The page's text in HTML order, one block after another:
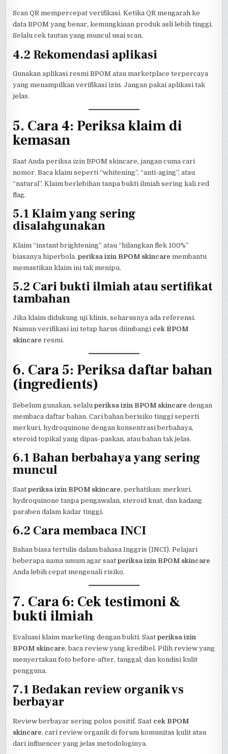
Scan QR mempercepat verifikasi. Ketika QR mengarah ke
data BPOM yang benar, kemungkinan produk asli lebih tinggi.
Selalu cek tautan yang muncul usai scan.
4.2 Rekomendasi aplikasi
Gunakan aplikasi resmi BPOM atau marketplace terpercaya
yang menampilkan verifikasi izin. Jangan pakai aplikasi tak
jelas.
5. Cara 4: Periksa klaim di
kemasan
Saat Anda periksa izin BPOM skincare, jangan cuma cari
nomor. Baca klaim seperti “whitening”, “anti-aging”, atau
“natural”. Klaim berlebihan tanpa bukti ilmiah sering kali red
flag.
5.1 Klaim yang sering
disalahgunakan
Klaim “instant brightening” atau “hilangkan flek 100%”
biasanya hiperbola.periksa izin BPOM skincare membantu
memastikan klaim ini tak menipu.
5.2 Cari bukti ilmiah atau sertifikat
tambahan
Jika klaim didukung uji klinis, seharusnya ada referensi.
Namun verifikasi ini tetap harus diimbangi cek BPOM
skincare resmi.
6. Cara 5: Periksa daftar bahan
(ingredients)
Sebelum gunakan, selaluperiksa izin BPOM skincare dengan
membaca daftar bahan. Cari bahan berisiko tinggi seperti
merkuri, hydroquinone dengan konsentrasi berbahaya,
steroid topikal yang dipas-paskan, atau bahan tak jelas.
6.1 Bahan berbahaya yang sering
muncul
Saatperiksa izin BPOM skincare, perhatikan: merkuri,
hydroquinone tanpa pengawalan, steroid kuat, dan kadang
paraben dalam kadar tinggi.
6.2 Cara membaca INCI
Bahan biasa tertulis dalam bahasa Inggris (INCI). Pelajari
beberapa nama umum agar saatperiksa izin BPOM skincare
Anda lebih cepat mengenali risiko.
7. Cara 6: Cek testimoni &
bukti ilmiah
Evaluasi klaim marketing dengan bukti. Saatperiksa izin
BPOM skincare, baca review yang kredibel. Pilih review yang
menyertakan foto before-after, tanggal, dan kondisi kulit
pengguna.
7.1 Bedakan review organik vs
berbayar
Review berbayar sering polos positif. Saat cek BPOM
skincare, cari review organik di forum komunitas kulit atau
dari influencer yang jelas metodologinya.